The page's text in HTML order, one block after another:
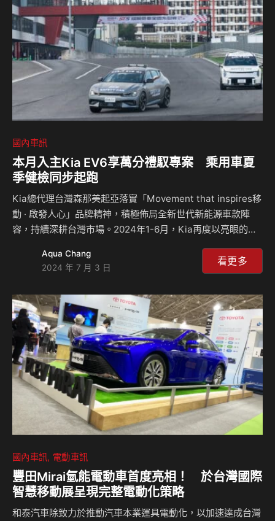
頂尖之作，讓車迷近距離感受截然不同的騎士風範： 搭載強
悍的Revolution® Max 1250T 水冷引擎，展…
國內車訊
本月入主Kia EV6享萬分禮馭專案 乘用車夏
季健檢同步起跑
Kia總代理台灣森那美起亞落實「Movement that inspires移
動 ‧ 啟發人心」品牌精神，積極佈局全新世代新能源車款陣
容，持續深耕台灣市場。2024年1-6月，Kia再度以亮眼的成
售領牌達5,552台，不僅再創歷史同期新高紀錄，更在總市場
微幅衰退的狀況下，以近10%的年成長率榮登2024年上半年
旅，自上市以來已獲得累計超過1,700位車主的肯定！擁有電
池、電控、電機系統等電能優勢的Kia EV6，曾在2023年全台
最高公路能耗車主挑戰賽中，由EV6車主創下驚人…
Aqua Chang
2024 年 7 月 3 日
看更多
國內車訊 電動車訊
豐田Mirai氫能電動車首度亮相！ 於台灣國際
智慧移動展呈現完整電動化策略
和泰汽車除致力於推動汽車本業運具電動化，以加速達成台灣